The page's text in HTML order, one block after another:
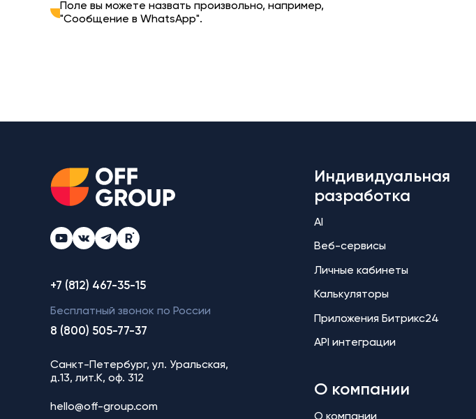
Поле вы можете назвать произвольно, например,
"Сообщение в WhatsApp".
Индивидуальная
разработка
AI
Веб-сервисы
Личные кабинеты
Калькуляторы
Приложения Битрикс24
API интеграции
О компании
О компании
+7 (812) 467-35-15
Бесплатный звонок по России
8 (800) 505-77-37
Санкт-Петербург, ул. Уральская,
д.13, лит.К, оф. 312
hello@off-group.com